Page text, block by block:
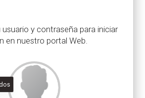
y contraseña para iniciar
en nuestro portal Web.